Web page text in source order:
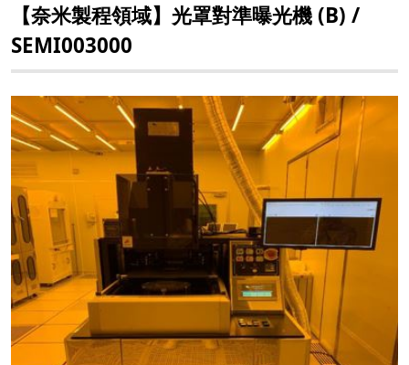
【奈米製程領域】光罩對準曝光機 (B) /
SEMI003000